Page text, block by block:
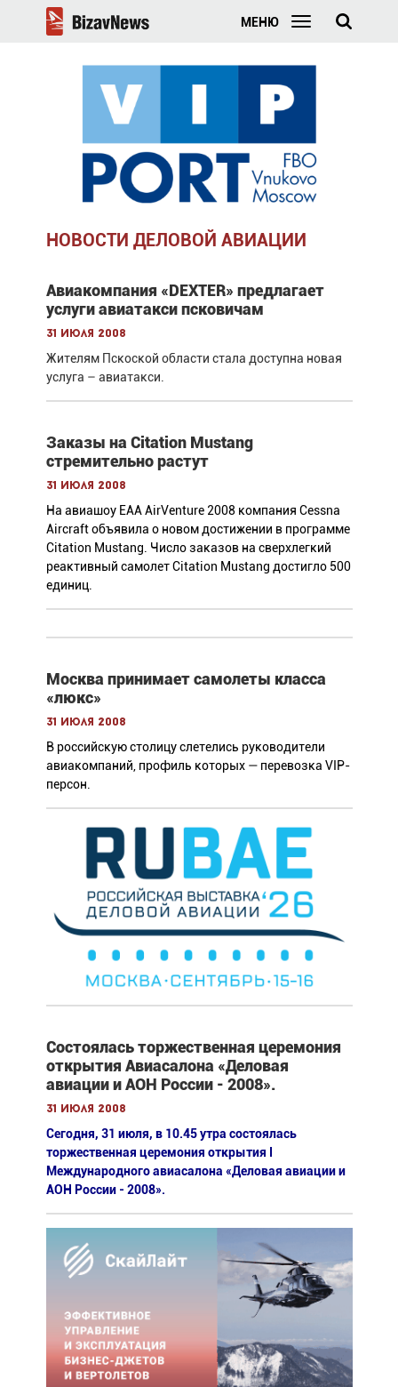
МЕНЮ
НОВОСТИ ДЕЛОВОЙ АВИАЦИИ
Авиакомпания «DEXTER» предлагает
услуги авиатакси псковичам
31 июля 2008
Жителям Пскоской области стала доступна новая
услуга – авиатакси.
Заказы на Citation Mustang
стремительно растут
31 июля 2008
На авиашоу ЕАА AirVenture 2008 компания Cessna
Aircraft объявила о новом достижении в программе
Citation Mustang. Число заказов на сверхлегкий
реактивный самолет Citation Mustang достигло 500
единиц.
Москва принимает самолеты класса
«люкс»
31 июля 2008
В российскую столицу слетелись руководители
авиакомпаний, профиль которых — перевозка VIP-
персон.
Состоялась торжественная церемония
открытия Авиасалона «Деловая
авиации и АОН России - 2008».
31 июля 2008
Сегодня, 31 июля, в 10.45 утра состоялась
торжественная церемония открытия I
Международного авиасалона «Деловая авиации и
АОН России - 2008».